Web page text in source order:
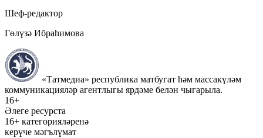
Шеф-редактор
Гөлүзә Ибраһимова
«Татмедиа» республика матбугат һәм массакүләм
коммуникацияләр агентлыгы ярдәме белән чыгарыла.
16+
Әлеге ресурста
16+ категорияләренә
керүче мәгълүмат